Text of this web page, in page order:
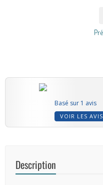
Basé sur 1 avis
VOIR LES AVIS
Description